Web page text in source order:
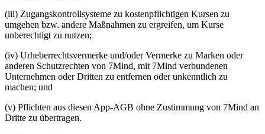
(iii) Zugangskontrollsysteme zu kostenpflichtigen Kursen zu
umgehen bzw. andere Maßnahmen zu ergreifen, um Kurse
unberechtigt zu nutzen;
(iv) Urheberrechtsvermerke und/oder Vermerke zu Marken oder
anderen Schutzrechten von 7Mind, mit 7Mind verbundenen
Unternehmen oder Dritten zu entfernen oder unkenntlich zu
machen; und
(v) Pflichten aus diesen App-AGB ohne Zustimmung von 7Mind an
Dritte zu übertragen.